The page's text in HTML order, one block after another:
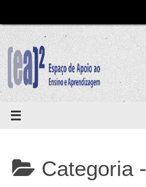
conteúdo
Categoria -